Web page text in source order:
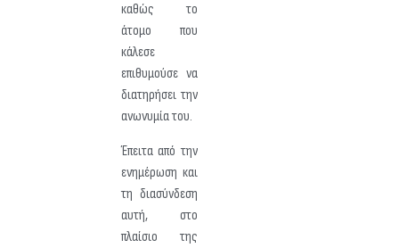
καθώς το
άτομο που
κάλεσε
επιθυμούσε να
διατηρήσει την
ανωνυμία του.
Έπειτα από την
ενημέρωση και
τη διασύνδεση
αυτή, στο
πλαίσιο της